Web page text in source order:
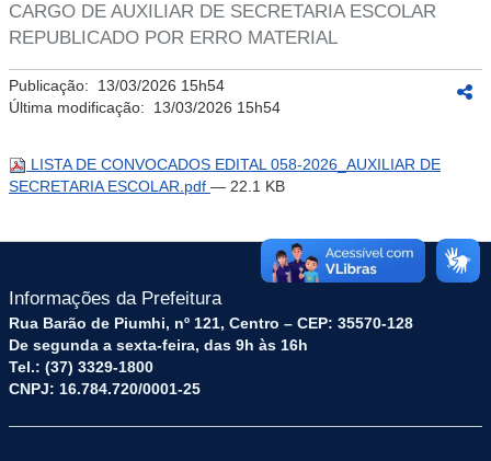
CARGO DE AUXILIAR DE SECRETARIA ESCOLAR
REPUBLICADO POR ERRO MATERIAL
Publicação: 13/03/2026 15h54
Última modificação: 13/03/2026 15h54
LISTA DE CONVOCADOS EDITAL 058-2026_AUXILIAR DE
SECRETARIA ESCOLAR.pdf — 22.1 KB
Informações da Prefeitura
Rua Barão de Piumhi, nº 121, Centro – CEP: 35570-128
De segunda a sexta-feira, das 9h às 16h
Tel.: (37) 3329-1800
CNPJ: 16.784.720/0001-25